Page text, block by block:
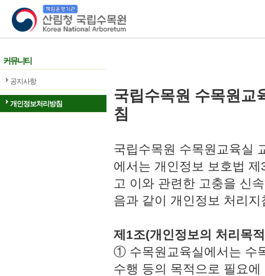
산림청 국립수목원
커뮤니티
공지사항
개인정보처리방침
국립수목원 수목원교
침
국립수목원 수목원교육실
에서는 개인정보 보호법
고 이와 관련한 고충을 신
음과 같이 개인정보 처리
제1조(개인정보의 처리목
① 수목원교육실에서는 수
수행 등의 목적으로 필요